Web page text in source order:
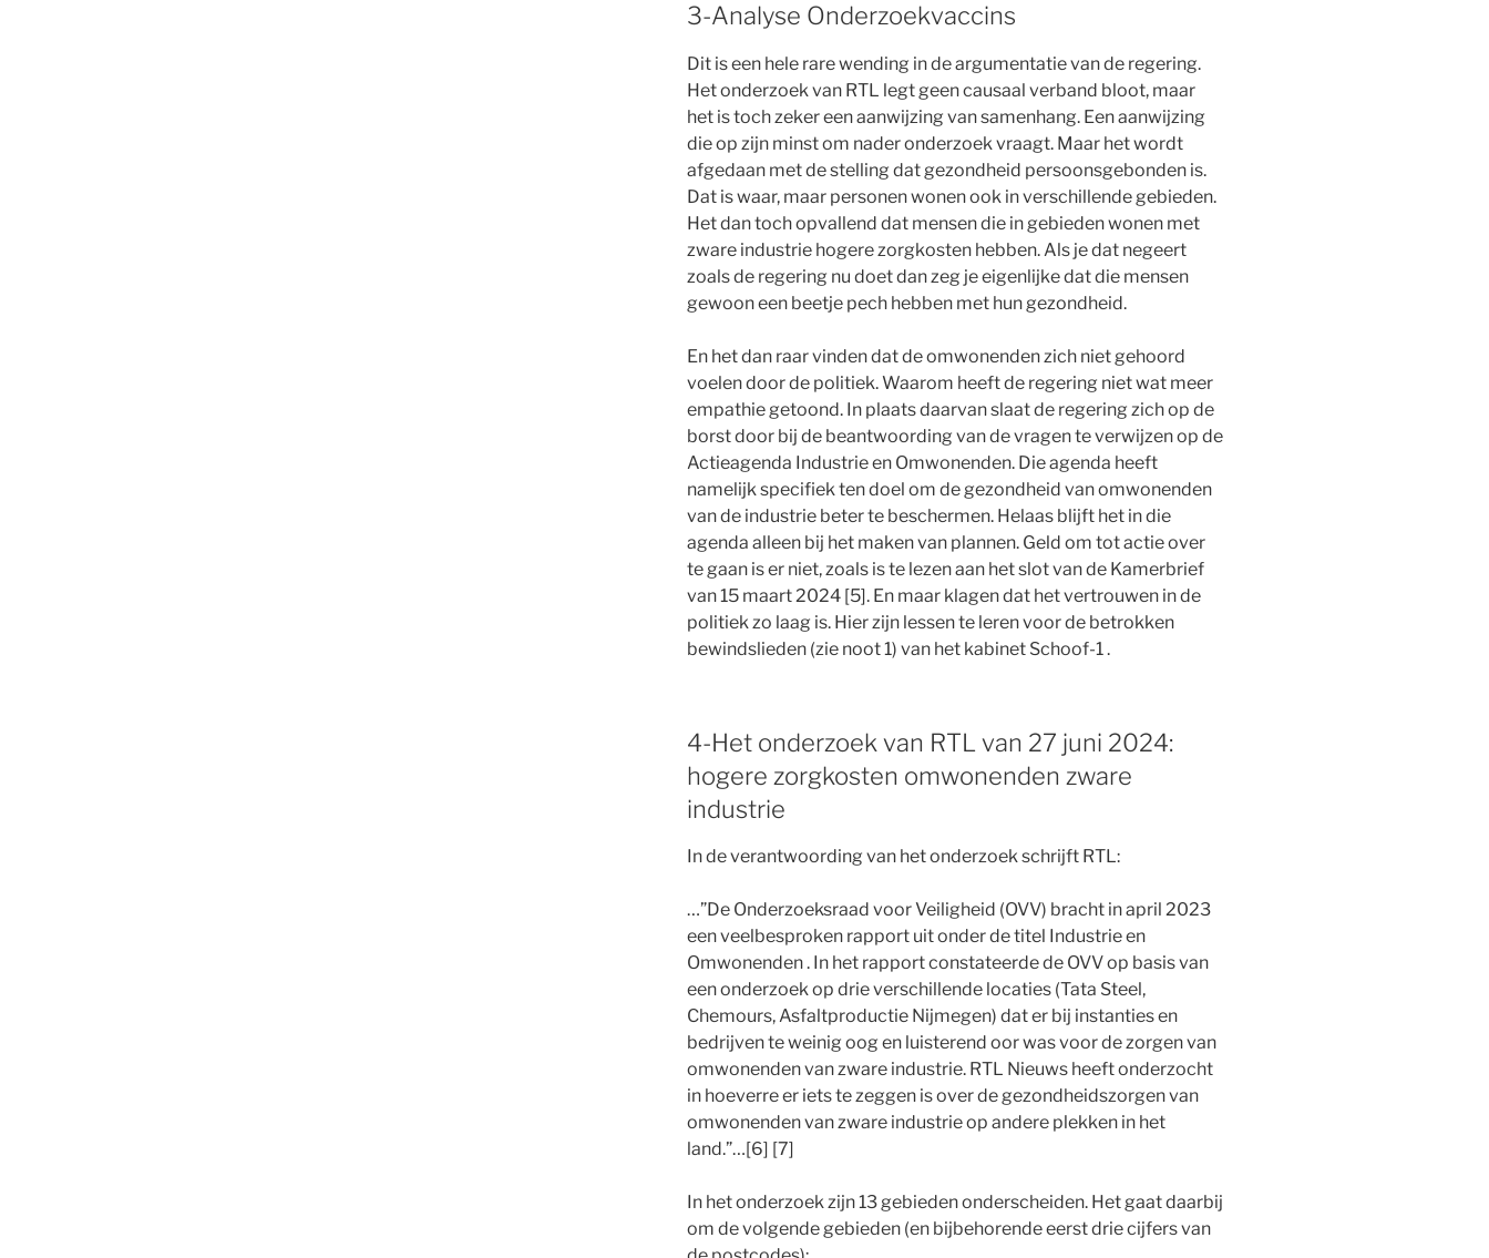
3-Analyse Onderzoekvaccins
Dit is een hele rare wending in de argumentatie van de regering.
Het onderzoek van RTL legt geen causaal verband bloot, maar
het is toch zeker een aanwijzing van samenhang. Een aanwijzing
die op zijn minst om nader onderzoek vraagt. Maar het wordt
afgedaan met de stelling dat gezondheid persoonsgebonden is.
Dat is waar, maar personen wonen ook in verschillende gebieden.
Het dan toch opvallend dat mensen die in gebieden wonen met
zware industrie hogere zorgkosten hebben. Als je dat negeert
zoals de regering nu doet dan zeg je eigenlijke dat die mensen
gewoon een beetje pech hebben met hun gezondheid.
En het dan raar vinden dat de omwonenden zich niet gehoord
voelen door de politiek. Waarom heeft de regering niet wat meer
empathie getoond. In plaats daarvan slaat de regering zich op de
borst door bij de beantwoording van de vragen te verwijzen op de
Actieagenda Industrie en Omwonenden. Die agenda heeft
namelijk specifiek ten doel om de gezondheid van omwonenden
van de industrie beter te beschermen. Helaas blijft het in die
agenda alleen bij het maken van plannen. Geld om tot actie over
te gaan is er niet, zoals is te lezen aan het slot van de Kamerbrief
van 15 maart 2024 [5]. En maar klagen dat het vertrouwen in de
politiek zo laag is. Hier zijn lessen te leren voor de betrokken
bewindslieden (zie noot 1) van het kabinet Schoof-1 .
4-Het onderzoek van RTL van 27 juni 2024:
hogere zorgkosten omwonenden zware
industrie
In de verantwoording van het onderzoek schrijft RTL:
…”De Onderzoeksraad voor Veiligheid (OVV) bracht in april 2023
een veelbesproken rapport uit onder de titel Industrie en
Omwonenden . In het rapport constateerde de OVV op basis van
een onderzoek op drie verschillende locaties (Tata Steel,
Chemours, Asfaltproductie Nijmegen) dat er bij instanties en
bedrijven te weinig oog en luisterend oor was voor de zorgen van
omwonenden van zware industrie. RTL Nieuws heeft onderzocht
in hoeverre er iets te zeggen is over de gezondheidszorgen van
omwonenden van zware industrie op andere plekken in het
land.”…[6] [7]
In het onderzoek zijn 13 gebieden onderscheiden. Het gaat daarbij
om de volgende gebieden (en bijbehorende eerst drie cijfers van